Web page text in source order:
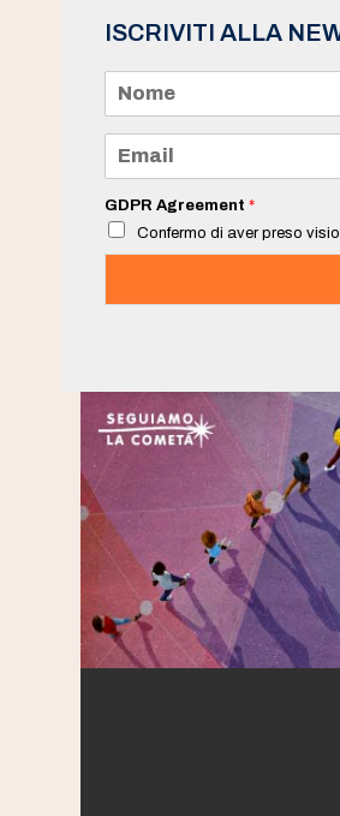
ISCRIVITI ALLA
m
e
a
i
*
GDPR Agreement *
Confermo di aver preso